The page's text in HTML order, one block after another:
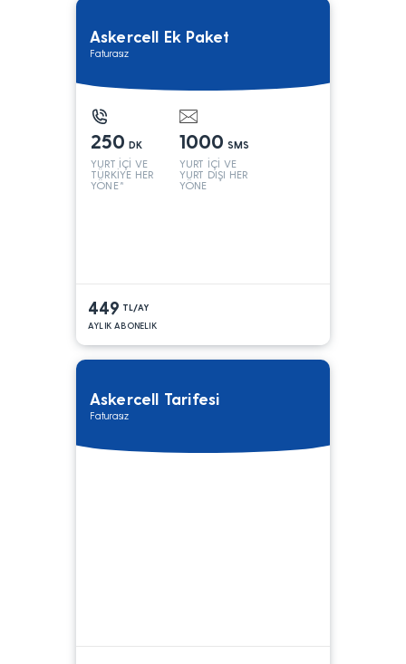
Askercell Ek Paket
Faturasız
250 DK
YURT İÇİ VE
TÜRKİYE HER
YÖNE*
1000 SMS
YURT İÇİ VE
YURT DIŞI HER
YÖNE
449 TL/AY
AYLIK ABONELIK
Askercell Tarifesi
Faturasız